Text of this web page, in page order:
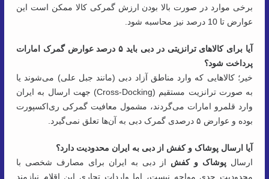
برخی موارد در صورت بالا بودن ارزش گمرکی کالا ممکن است این
عوارض تا 10 درصد نیز محاسبه شود.
آیا برای کالاهای ترانزیتی در دبی باید ۵ درصد عوارض گمرک امارات
پرداخت شود؟
خیر؛ کالاهایی که وارد مناطق آزاد دبی (مانند جبل علی) می‌شوند یا
به صورت ترانزیت مستقیم (Cross-Docking) جهت ارسال به ایران
وارد قلمرو امارات می‌گردند، مشمول معافیت گمرکی ری‌اکسپورت
بوده و عوارض ۵ درصدی گمرک دبی به آن‌ها تعلق نمی‌گیرد.
آیا ارسال پوشاک و کفش از دبی به ایران محدودیت دارد؟
ارسال پوشاک و کفشاز دبی به ایران برای مصارف شخصی با
محدودیت جدی مواجه نیست، اما واردات تجاری این اقلام نیازمند